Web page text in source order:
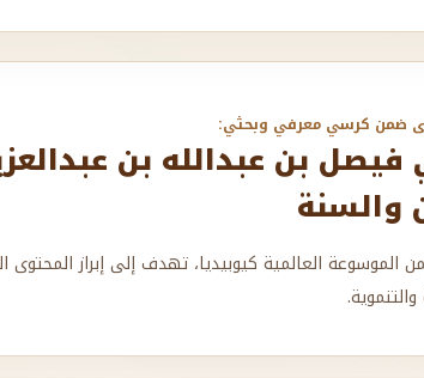
ضمن كرسي معرفي وبحثي:
بن عبدالله بن
والسنة
الموسوعة العالمية كيوبيديا، تهدف إلى إبراز المحتوى
والتنموية.